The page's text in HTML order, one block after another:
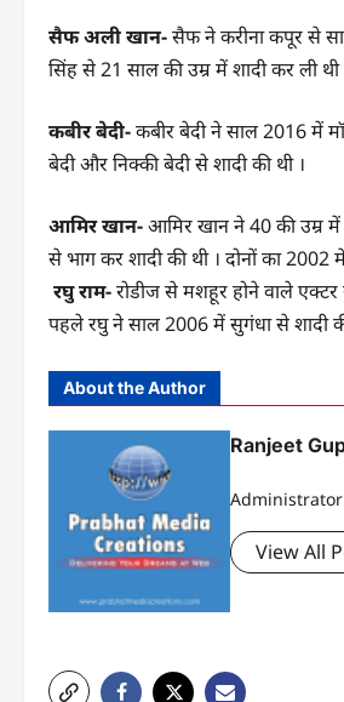
सैफ अली खान-सैफ ने करीना कपूर से
सिंह से 21 साल की उम्र में शादी कर ली
कबीर बेदी-कबीर बेदी ने साल 2016 में
बेदी और निक्की बेदी से शादी की थी ।
आमिर खान-आमिर खान ने 40 की उम्र में
से भाग कर शादी की थी । दोनों का 2002
रघु राम-रोडीज से मशहूर होने वाले एक्टर
पहले रघु ने साल 2006 में सुगंधा से शादी
About the Author
Ranjeet
Administrator
View All